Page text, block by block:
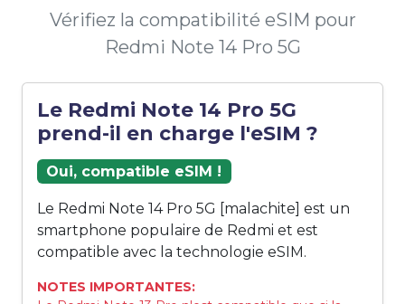
Vérifiez la compatibilité eSIM pour
Redmi Note 14 Pro 5G
Le Redmi Note 14 Pro 5G
prend-il en charge l'eSIM ?
Oui, compatible eSIM !
Le Redmi Note 14 Pro 5G [malachite] est un
smartphone populaire de Redmi et est
compatible avec la technologie eSIM.
NOTES IMPORTANTES: